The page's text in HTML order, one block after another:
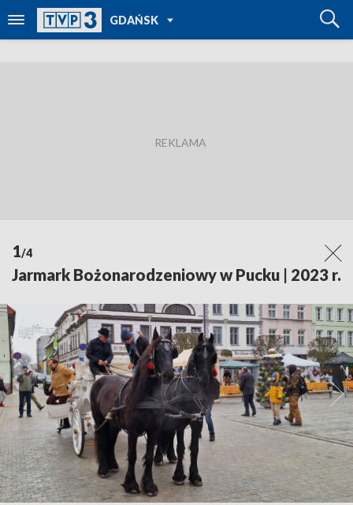
GDAŃSK
POWRÓT DO
TVP REGIONY
1/4
Jarmark Bożonarodzeniowy w Pucku | 2023 r.